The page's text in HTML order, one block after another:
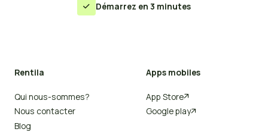
 Démarrez en 3 minutes
Rentila
Qui nous-sommes?
Nous contacter
Blog
Apps mobiles
App Store
Google play